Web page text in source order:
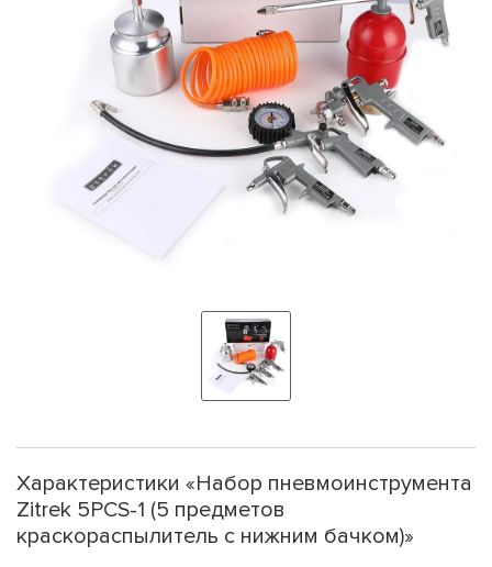
Характеристики «Набор пневмоинструмента
Zitrek 5PCS-1 (5 предметов
краскораспылитель с нижним бачком)»